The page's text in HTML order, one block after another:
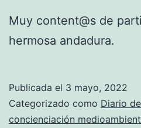
Muy content@s de
hermosa andadura.
Publicada el 3 mayo, 2022
Categorizado como Diario
concienciación